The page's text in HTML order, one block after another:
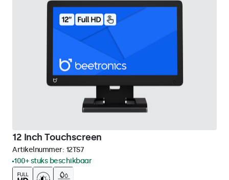
12 Inch Touchscreen
Artikelnummer: 12TS7
100+ stuks beschikbaar